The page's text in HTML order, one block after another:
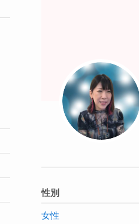
性別
女性